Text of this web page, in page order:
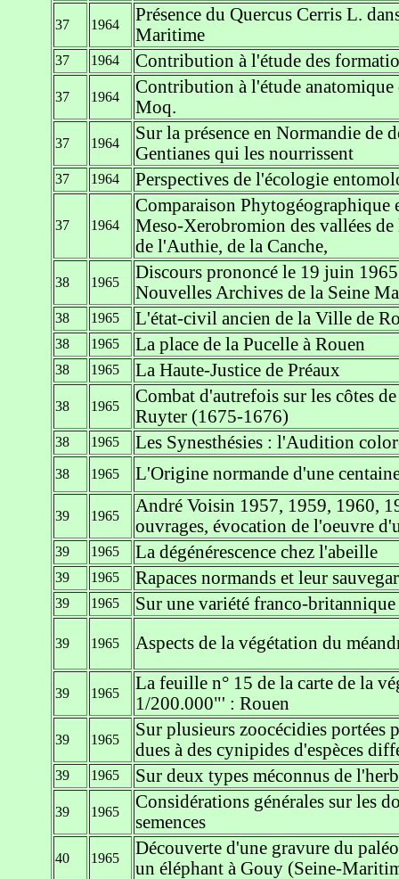
37 1964
Présence du Quercus Cerris L.
Maritime
37 1964 Contribution à l'étude des
37 1964
Contribution à l'étude
Moq.
37 1964
Sur la présence en Normandie de
Gentianes qui les nourrissent
37 1964 Perspectives de l'écologie
37 1964
Comparaison Phytogéographique
Meso-Xerobromion des vallées de
de l'Authie, de la Canche,
38 1965
Discours prononcé le 19 juin
Nouvelles Archives de la Seine
38 1965 L'état-civil ancien de la Ville de
38 1965 La place de la Pucelle à Rouen
38 1965 La Haute-Justice de Préaux
38 1965
Combat d'autrefois sur les côtes
Ruyter (1675-1676)
38 1965 Les Synesthésies : l'Audition
38 1965 L'Origine normande d'une
39 1965
André Voisin 1957, 1959, 1960,
ouvrages, évocation de l'oeuvre
39 1965 La dégénérescence chez l'abeille
39 1965 Rapaces normands et leur
39 1965 Sur une variété franco-
39 1965 Aspects de la végétation du
39 1965
La feuille n° 15 de la carte de la
1/200.000"' : Rouen
39 1965
Sur plusieurs zoocécidies portées
dues à des cynipides d'espèces
39 1965 Sur deux types méconnus de
39 1965
Considérations générales sur les
semences
40 1965
Découverte d'une gravure du
un éléphant à Gouy (Seine-